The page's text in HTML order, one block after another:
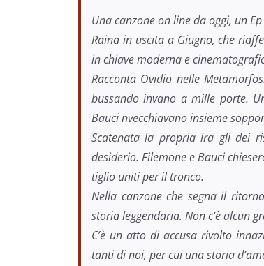
Una canzone on line da oggi, un
Raina in uscita a Giugno, che
in chiave moderna e
Racconta Ovidio nelle
bussando invano a mille porte.
Bauci nvecchiavano insieme
Scatenata la propria ira gli dei
desiderio. Filemone e Bauci
tiglio uniti per il tronco.
Nella canzone che segna il
storia leggendaria. Non c’è alcun
C’è un atto di accusa rivolto
tanti di noi, per cui una storia